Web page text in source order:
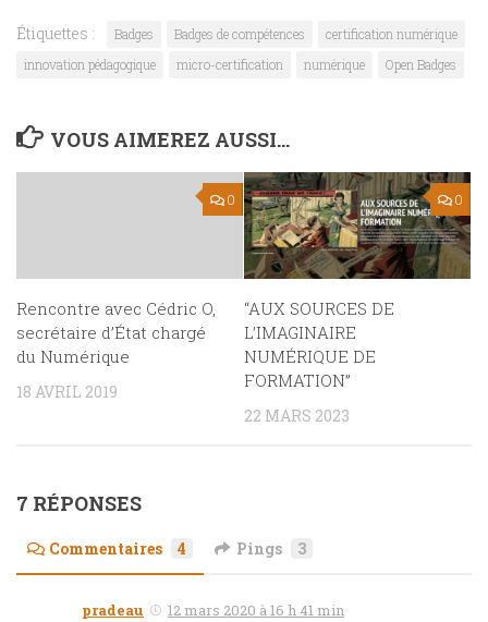
Étiquettes : Badges Badges de compétences
certification numérique
innovation pédagogique
micro-certification numérique Open Badges
VOUS AIMEREZ AUSSI...
0
Rencontre avec Cédric O,
secrétaire d’État chargé
du Numérique
18 AVRIL 2019
0
“AUX SOURCES DE
L’IMAGINAIRE
NUMÉRIQUE DE
FORMATION”
22 MARS 2023
7 RÉPONSES
Commentaires 4 Pings 3
pradeau 12 mars 2020 à 16 h 41 min